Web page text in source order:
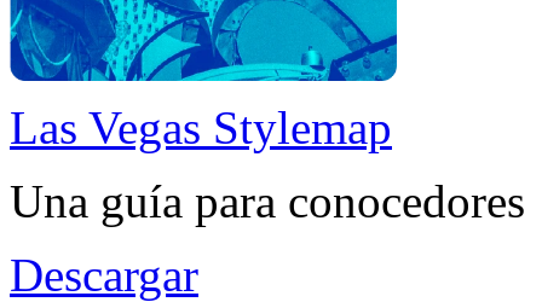
Las Vegas Stylemap
Una guía para conocedores
Descargar